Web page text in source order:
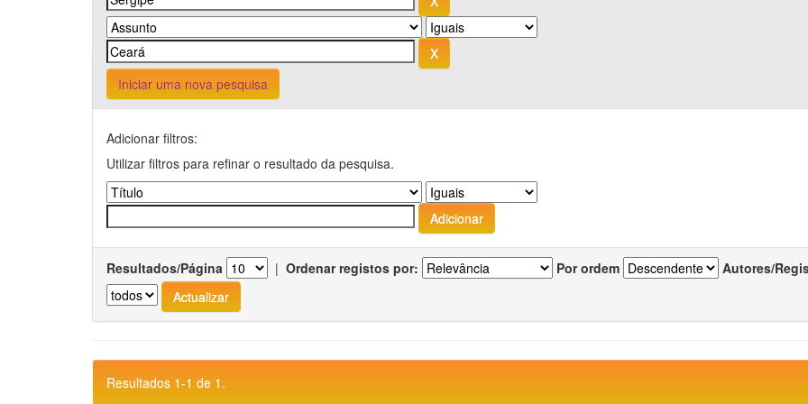
Iniciar uma nova pesquisa
Adicionar filtros:
Utilizar filtros para refinar o resultado da pesquisa.
Resultados/Página | Ordenar registos por: Por ordem Autores/
Resultados 1-1 de 1.